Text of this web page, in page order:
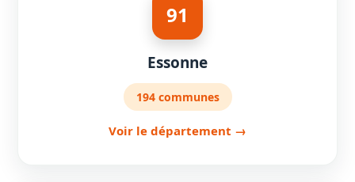
91
Essonne
194 communes
Voir le département →